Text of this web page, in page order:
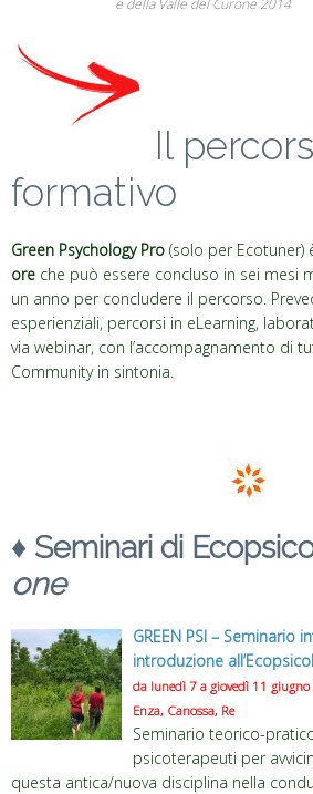
e della Valle del Curone 2014
Il
formativo
Green Psychology Pro (solo per Ecotuner)
ore che può essere concluso in sei mesi
un anno per concludere il percorso.
esperienziali, percorsi in eLearning,
via webinar, con l’accompagnamento di
Community in sintonia.
♦ Seminari di
one
GREEN PSI – Seminario
introduzione
da lunedì 7 a giovedì 11
Enza, Canossa, Re
Seminario teorico-
psicoterapeuti per
questa antica/nuova disciplina nella